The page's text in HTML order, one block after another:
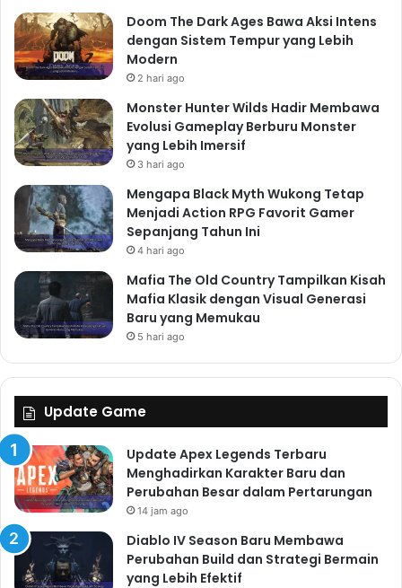
Doom The Dark Ages Bawa Aksi Intens
dengan Sistem Tempur yang Lebih
Modern
2 hari ago
Monster Hunter Wilds Hadir Membawa
Evolusi Gameplay Berburu Monster
yang Lebih Imersif
3 hari ago
Mengapa Black Myth Wukong Tetap
Menjadi Action RPG Favorit Gamer
Sepanjang Tahun Ini
4 hari ago
Mafia The Old Country Tampilkan Kisah
Mafia Klasik dengan Visual Generasi
Baru yang Memukau
5 hari ago
Update Game
Update Apex Legends Terbaru
Menghadirkan Karakter Baru dan
Perubahan Besar dalam Pertarungan
14 jam ago
Diablo IV Season Baru Membawa
Perubahan Build dan Strategi Bermain
yang Lebih Efektif